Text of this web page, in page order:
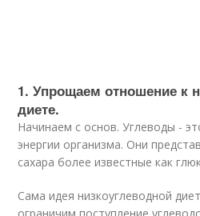
1. Упрощаем отношение к
диете.
Начинаем с основ. Углеводы -
энергии организма. Они
сахара более известные как
Сама идея низкоуглеводной